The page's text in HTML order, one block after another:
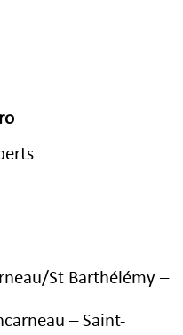
St Barthélémy –
– Saint-